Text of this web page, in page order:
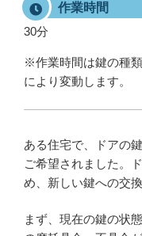
作業時間
30分
※作業時間は鍵の種
により変動します。
ある住宅で、ドアの
ご希望されました。
め、新しい鍵への交
まず、現在の鍵の状